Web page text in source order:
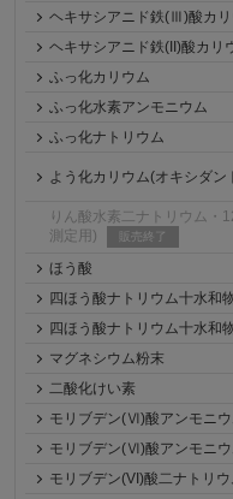
ヘキサシアニド鉄(Ⅲ)酸カリ
ヘキサシアニド鉄(II)酸カリ
ふっ化カリウム
ふっ化水素アンモニウム
ふっ化ナトリウム
よう化カリウム(オキシダン
りん酸水素二ナトリウム・
測定用)
販売終了
ほう酸
四ほう酸ナトリウム十水和
四ほう酸ナトリウム十水和
マグネシウム粉末
二酸化けい素
モリブデン(Ⅵ)酸アンモニ
モリブデン(Ⅵ)酸アンモニ
モリブデン(VI)酸二ナトリ